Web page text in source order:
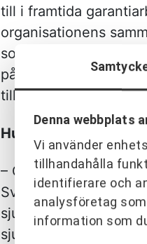
Denna webbplats
Vi använder
tillhandahålla
identifierare och
analysföretag
information som
till i framtida
organisationens
som väljs fanns
påverkade valet av
tillsammans med
Hur krävande är det
– Omfattningen av
Sverige som varit
sjukhus som byggs i
sjukhusområden. I